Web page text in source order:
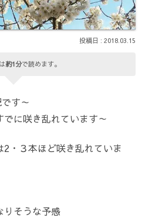
2018.03.15
約1分で読めます。
す～
に咲き乱れています～
・３本ほど咲き乱れていま
りそうな予感